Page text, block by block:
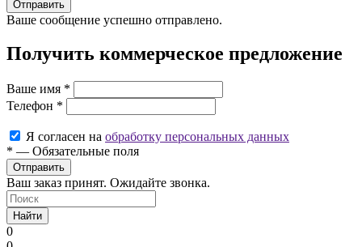
Ваше сообщение успешно отправлено.
Получить коммерческое предложение
Ваше имя *
Телефон *
Я согласен на обработку персональных данных
* — Обязательные поля
Ваш заказ принят. Ожидайте звонка.
Найти
0